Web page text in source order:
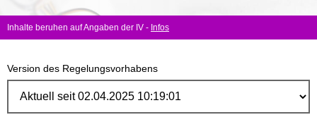
Inhalte beruhen auf Angaben der IV - Infos
Version des Regelungsvorhabens